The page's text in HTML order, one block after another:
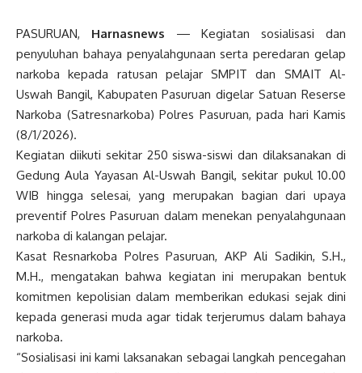
PASURUAN, Harnasnews — Kegiatan sosialisasi dan
penyuluhan bahaya penyalahgunaan serta peredaran gelap
narkoba kepada ratusan pelajar SMPIT dan SMAIT Al-
Uswah Bangil, Kabupaten Pasuruan digelar Satuan Reserse
Narkoba (Satresnarkoba) Polres Pasuruan, pada hari Kamis
(8/1/2026).
Kegiatan diikuti sekitar 250 siswa-siswi dan dilaksanakan di
Gedung Aula Yayasan Al-Uswah Bangil, sekitar pukul 10.00
WIB hingga selesai, yang merupakan bagian dari upaya
preventif Polres Pasuruan dalam menekan penyalahgunaan
narkoba di kalangan pelajar.
Kasat Resnarkoba Polres Pasuruan, AKP Ali Sadikin, S.H.,
M.H., mengatakan bahwa kegiatan ini merupakan bentuk
komitmen kepolisian dalam memberikan edukasi sejak dini
kepada generasi muda agar tidak terjerumus dalam bahaya
narkoba.
“Sosialisasi ini kami laksanakan sebagai langkah pencegahan